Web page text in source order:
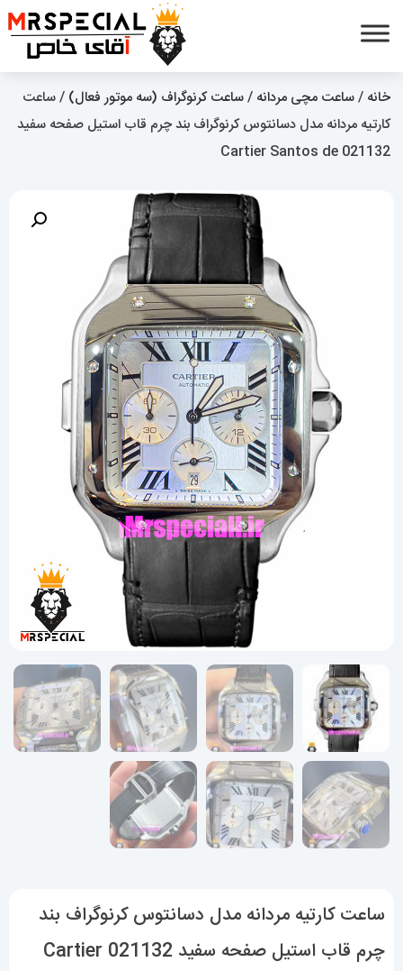
خانه /ساعت مچی مردانه /ساعت کرنوگراف (سه موتور فعال) / ساعت
کارتیه مردانه مدل دسانتوس کرنوگراف بند چرم قاب استیل صفحه سفید
021132 Cartier Santos de
ساعت کارتیه مردانه مدل دسانتوس کرنوگراف بند
چرم قاب استیل صفحه سفید 021132 Cartier